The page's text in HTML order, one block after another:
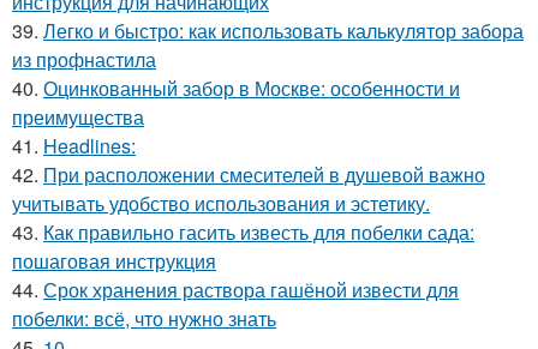
39. Легко и быстро: как использовать калькулятор забора
из профнастила
40. Оцинкованный забор в Москве: особенности и
преимущества
41. Headlines:
42. При расположении смесителей в душевой важно
учитывать удобство использования и эстетику.
43. Как правильно гасить известь для побелки сада:
пошаговая инструкция
44. Срок хранения раствора гашёной извести для
побелки: всё, что нужно знать